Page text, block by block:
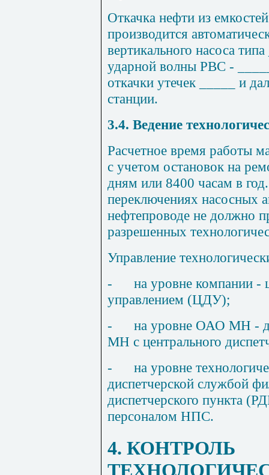
Откачка нефти из
производится
вертикального насоса
ударной волны РВС -
откачки утечек _____ и
станции.
3.4. Ведение
Расчетное время работы
с учетом остановок на
дням или 8400 часам в
переключениях насосных
нефтепроводе не должно
разрешенных
Управление
-
на уровне компании -
управлением (ЦДУ);
-
на уровне ОАО МН -
МН с центрального
-
на уровне
диспетчерской службой
диспетчерского пункта
персоналом НПС.
4. КОНТРОЛЬ